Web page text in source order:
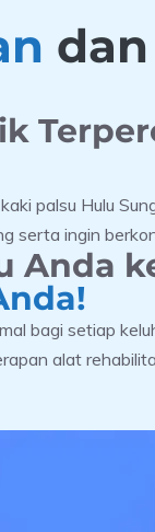
palsu Hulu
serta ingin
Anda
bagi setiap
alat